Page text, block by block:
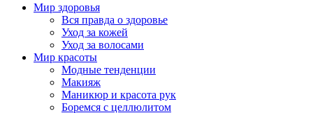
Мир здоровья
Вся правда о здоровье
Уход за кожей
Уход за волосами
Мир красоты
Модные тенденции
Макияж
Маникюр и красота рук
Боремся с целлюлитом